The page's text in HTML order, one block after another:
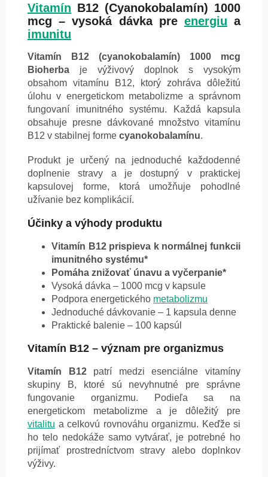
Vitamín B12 (Cyanokobalamín) 1000
mcg – vysoká dávka pre energiu a
imunitu
Vitamín B12 (cyanokobalamín) 1000 mcg
Bioherba je výživový doplnok s vysokým
obsahom vitamínu B12, ktorý zohráva dôležitú
úlohu v energetickom metabolizme a správnom
fungovaní imunitného systému. Každá kapsula
obsahuje presne dávkované množstvo vitamínu
B12 v stabilnej forme cyanokobalamínu.
Produkt je určený na jednoduché každodenné
doplnenie stravy a je dostupný v praktickej
kapsulovej forme, ktorá umožňuje pohodlné
užívanie bez komplikácií.
Účinky a výhody produktu
Vitamín B12 prispieva k normálnej funkcii
imunitného systému*
Pomáha znižovať únavu a vyčerpanie*
Vysoká dávka – 1000 mcg v kapsule
Podpora energetického metabolizmu
Jednoduché dávkovanie – 1 kapsula denne
Praktické balenie – 100 kapsúl
Vitamín B12 – význam pre organizmus
Vitamín B12patrí medzi esenciálne vitamíny
skupiny B, ktoré sú nevyhnutné pre správne
fungovanie organizmu. Podieľa sa na
energetickom metabolizme a je dôležitý pre
vitalitu a celkovú rovnováhu organizmu. Keďže si
ho telo nedokáže samo vytvárať, je potrebné ho
prijímať prostredníctvom stravy alebo doplnkov
výživy.